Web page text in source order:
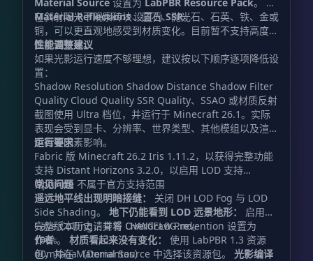
Material Reflections设置为SSR。
在斜射阳光下观察砖块、圆石、抛光石、石英、铁、金或
铜，可以更直观地感受到材质变化。目前暂不支持高度贴
图视差效果。
性能调整建议
如果光影运行速度不够理想，建议按以下顺序逐项降低设
置：
Shadow Resolution Shadow Distance Shadow Filter
Quality Cloud Quality SSR Quality、SSAO 或材质反射
截图使用 Ultra 档位，并运行于 Minecraft 26.1。实际
表现会受到显卡、分辨率、世界类型、其他模组以及渲染
距离等因素影响。
运行要求
Fabric 版 Minecraft 26.2 Iris 1.11.2，以获得完整功能
支持 Distant Horizons 3.2.0，以启用 LOD 支持
OptiFine 不属于官方支持范围
常见问题
遥远地平线出现明暗接缝：
关闭 DH LOD Fog 与 LOD
Side Shading。 地下仍能看到 LOD 远景地形：
启用
Cave Culling，并将 Overdraw Prevention 设置为
100%。 材质看起来没有变化：
使用 LabPBR 1.3 资源
包，并在 Material Source 中选择该资源包。 光影编译
完整版本历史请查看 CHANGELOG.md。
作者
d0mkaaa（Domantas）